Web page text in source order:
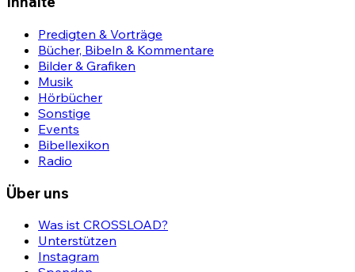
Predigten & Vorträge
Bücher, Bibeln & Kommentare
Bilder & Grafiken
Musik
Hörbücher
Sonstige
Events
Bibellexikon
Radio
Über uns
Was ist CROSSLOAD?
Unterstützen
Instagram